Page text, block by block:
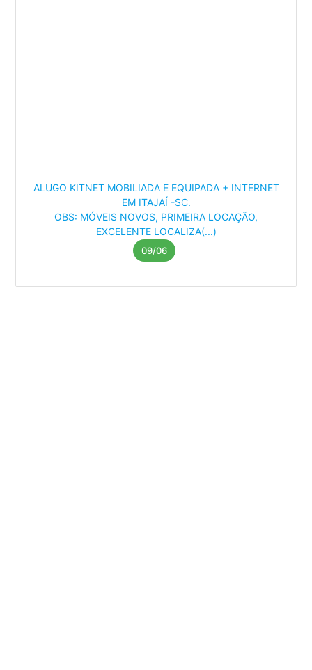
ALUGO KITNET MOBILIADA E EQUIPADA + INTERNET
EM ITAJAÍ -SC.
OBS: MÓVEIS NOVOS, PRIMEIRA LOCAÇÃO,
EXCELENTE LOCALIZA(...)
09/06